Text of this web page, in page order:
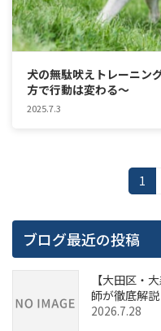
犬の無駄吠えトレーニン
方で行動は変わる〜
2025.7.3
の
ペ
ー
固
定
ジ
1
ブログ最近の投稿
【大田区・
師が徹底解
2026.7.28